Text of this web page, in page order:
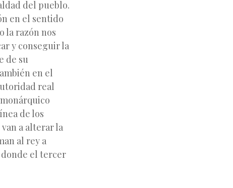
del pueblo.
en el sentido
la razón nos
y conseguir la
de su
en el
real
de los
a alterar la
al rey a
donde el tercer